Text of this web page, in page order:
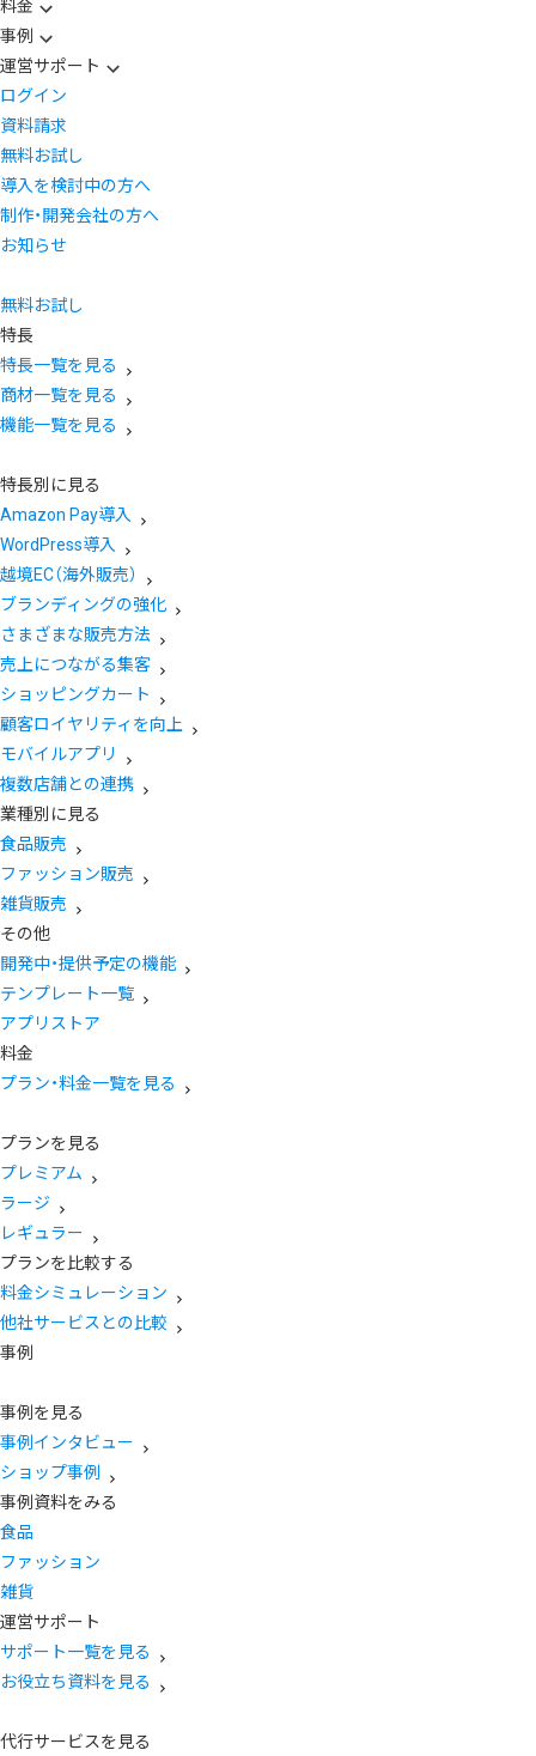
料金
事例
運営サポート
ログイン
資料請求
無料お試し
導入を検討中の方へ
制作・開発会社の方へ
お知らせ
無料お試し
特長
特長一覧を見る
商材一覧を見る
機能一覧を見る
特長別に見る
Amazon Pay導入
WordPress導入
越境EC（海外販売）
ブランディングの強化
さまざまな販売方法
売上につながる集客
ショッピングカート
顧客ロイヤリティを向上
モバイルアプリ
複数店舗との連携
業種別に見る
食品販売
ファッション販売
雑貨販売
その他
開発中・提供予定の機能
テンプレート一覧
アプリストア
料金
プラン・料金一覧を見る
プランを見る
プレミアム
ラージ
レギュラー
プランを比較する
料金シミュレーション
他社サービスとの比較
事例
事例を見る
事例インタビュー
ショップ事例
事例資料をみる
食品
ファッション
雑貨
運営サポート
サポート一覧を見る
お役立ち資料を見る
代行サービスを見る